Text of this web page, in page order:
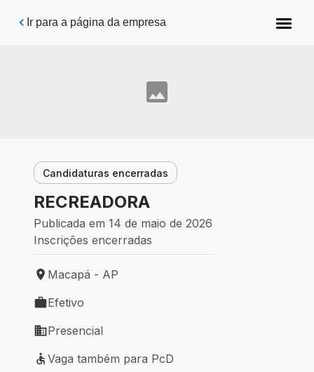
Pular para o conteúdo principal
Ir para a página da empresa
Candidaturas encerradas
RECREADORA
Publicada em 14 de maio de 2026
Inscrições encerradas
Local de trabalho: Macapá - AP
Macapá - AP
Tipo de vaga: Efetivo
Efetivo
Modelo de trabalho: Presencial
Presencial
Vaga também para PcD
Vaga também para PcD